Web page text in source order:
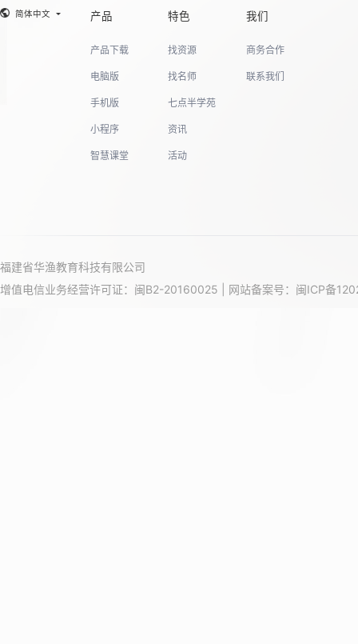
13
简体中文 产品
产品下载
电脑版
手机版
小程序
智慧课堂
特色
找资源
找名师
七点半学苑
资讯
活动
我们
商务合作
联系我们
福建省华渔教育科技有限公司
增值电信业务经营许可证：闽B2-20160025 | 网站备案号： 闽ICP备